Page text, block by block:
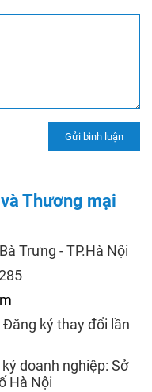
Thương mại
Trưng - TP.Hà Nội
ký thay đổi lần
doanh nghiệp: Sở
Hà Nội